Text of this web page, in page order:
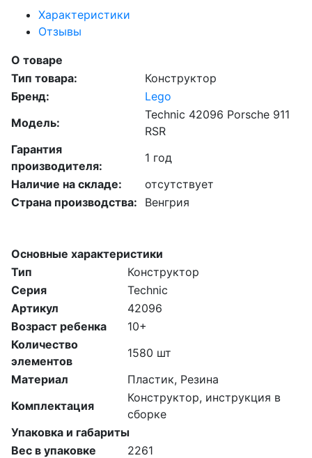
Характеристики
Отзывы
Основные характеристики
Тип
Конструктор
Серия
Technic
Артикул
42096
Возраст ребенка
10+
Количество
элементов
1580 шт
Материал
Пластик, Резина
Комплектация
Конструктор, инструкция в
сборке
Упаковка и габариты
Вес в упаковке
2261
О товаре
Тип товара:
Конструктор
Бренд:
Lego
Модель:
Technic 42096 Porsche 911
RSR
Гарантия
производителя:
1 год
Наличие на складе:
отсутствует
Страна производства:
Венгрия